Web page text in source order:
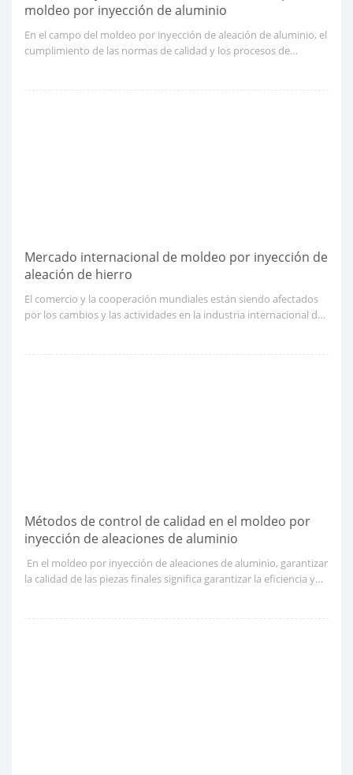
moldeo por inyección de aluminio
En el campo del moldeo por inyección de aleación de aluminio, el
cumplimiento de las normas de calidad y los procesos de
Mercado internacional de moldeo por inyección de
aleación de hierro
El comercio y la cooperación mundiales están siendo afectados
por los cambios y las actividades en la industria internacional de
Métodos de control de calidad en el moldeo por
inyección de aleaciones de aluminio
​ En el moldeo por inyección de aleaciones de aluminio, garantizar
la calidad de las piezas finales significa garantizar la eficiencia y